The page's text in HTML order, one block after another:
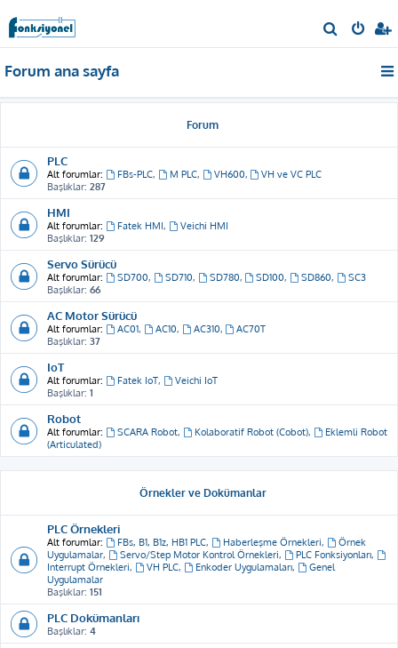
r
Forum ana sayfa
Forum
PLC
Alt forumlar: FBs-PLC, M PLC, VH600,
VH ve VC PLC
Başlıklar: 287
HMI
Alt forumlar: Fatek HMI,
Veichi HMI
Başlıklar: 129
Servo Sürücü
Alt forumlar: SD700, SD710, SD780, SD100, SD860,
SC3
Başlıklar: 66
AC Motor Sürücü
Alt forumlar: AC01, AC10, AC310,
AC70T
Başlıklar: 37
IoT
Alt forumlar: Fatek IoT,
Veichi IoT
Başlıklar: 1
Robot
Alt forumlar: SCARA Robot, Kolaboratif Robot (Cobot),
Eklemli Robot
(Articulated)
Örnekler ve Dokümanlar
PLC Örnekleri
Alt forumlar: FBs, B1, B1z, HB1 PLC, Haberleşme Örnekleri,
Örnek
Uygulamalar, Servo/Step Motor Kontrol Örnekleri, PLC Fonksiyonları,
Interrupt Örnekleri, VH PLC, Enkoder Uygulamaları,
Genel
Uygulamalar
Başlıklar: 151
PLC Dokümanları
Başlıklar: 4